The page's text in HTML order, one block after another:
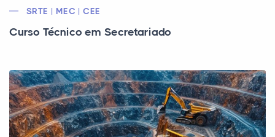
SRTE | MEC | CEE
Curso Técnico em Secretariado